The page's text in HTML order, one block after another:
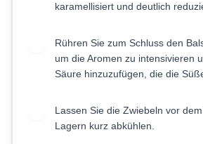
karamellisiert und deutlich
Rühren Sie zum Schluss den
um die Aromen zu intensivieren
Säure hinzuzufügen, die die
Lassen Sie die Zwiebeln vor
Lagern kurz abkühlen.